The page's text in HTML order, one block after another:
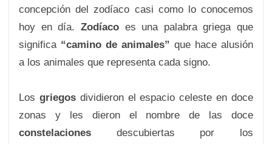
concepción del zodíaco casi como lo conocemos
hoy en día. Zodíacoes una palabra griega que
significa “camino de animales” que hace alusión
a los animales que representa cada signo.
Los griegosdividieron el espacio celeste en doce
zonas y les dieron el nombre de las doce
constelaciones descubiertas por los